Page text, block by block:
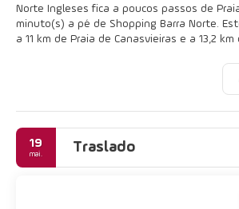
Norte Ingleses fica a poucos passos de
minuto(s) a pé de Shopping Barra Norte. Este hotel na praia fica
a 11 km de Praia de Canasvieiras e a 13,2 km
Desfrute de uma grande variedade de
como uma piscina externa, uma piscina
cortesia, serviços de concierge e sala de
Sinta-se em casa em um de nossos 52
TVs LCD. A propriedade oferece Wi-Fi de
19
mai. Traslado